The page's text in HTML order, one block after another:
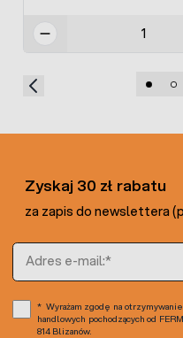
fosfor (P2O5) – 4%
Mikroskładniki
W naszej ofercie
ogrodnicza z osmovitem
Zyskaj 30 zł rabatu
za zapis do newslettera
Adres e-mail
Wyrażam zgodę na
handlowych pochodzących od
814 Blizanów.